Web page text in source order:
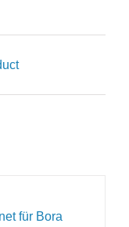
für Bora